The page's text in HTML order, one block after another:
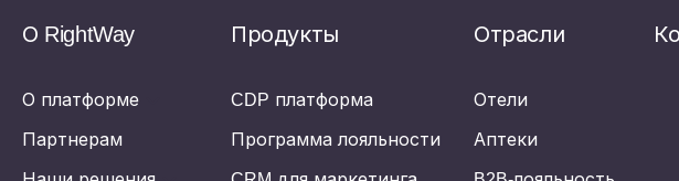
О RightWay
О платформе
Партнерам
Продукты
CDP платформа
Программа лояльности
Отрасли
Отели
Аптеки